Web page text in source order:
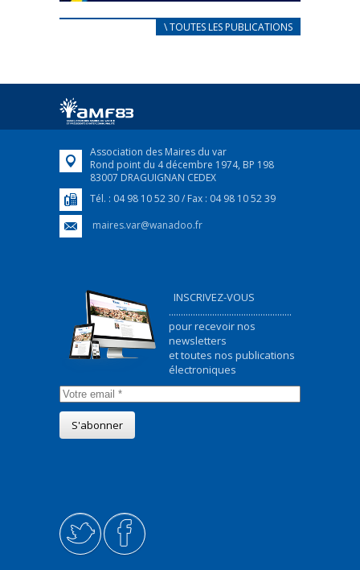
CARNET D’ACCUEIL
Afin d’accompagner au mieux les réfugiés
FEUILLETER
\ TOUTES LES PUBLICATIONS
Association des Maires du var
Rond point du 4 décembre 1974, BP 198
83007 DRAGUIGNAN CEDEX
Tél. : 04 98 10 52 30 / Fax : 04 98 10 52 39
maires.var@wanadoo.fr
INSCRIVEZ-VOUS
...................................................
pour recevoir nos
newsletters
et toutes nos publications
électroniques